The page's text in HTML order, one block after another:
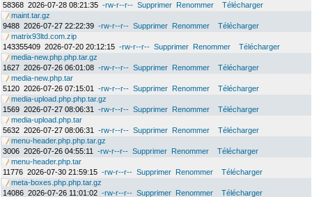
58368 2026-07-28 08:21:35 -rw-r--r-- Supprimer Renommer
Télécharger
maint.tar.gz
9488 2026-07-27 22:22:39 -rw-r--r-- Supprimer Renommer
Télécharger
matrix93ltd.com.zip
143355409 2026-07-20 20:12:15 -rw-r--r-- Supprimer Renommer
Télécharger
media-new.php.php.tar.gz
1627 2026-07-26 06:01:08 -rw-r--r-- Supprimer Renommer
Télécharger
media-new.php.tar
5120 2026-07-26 07:15:01 -rw-r--r-- Supprimer Renommer
Télécharger
media-upload.php.php.tar.gz
1569 2026-07-27 08:06:31 -rw-r--r-- Supprimer Renommer
Télécharger
media-upload.php.tar
5632 2026-07-27 08:06:31 -rw-r--r-- Supprimer Renommer
Télécharger
menu-header.php.php.tar.gz
3006 2026-07-26 04:55:11 -rw-r--r-- Supprimer Renommer
Télécharger
menu-header.php.tar
11776 2026-07-30 21:59:15 -rw-r--r-- Supprimer Renommer
Télécharger
meta-boxes.php.php.tar.gz
14086 2026-07-26 11:01:02 -rw-r--r-- Supprimer Renommer
Télécharger